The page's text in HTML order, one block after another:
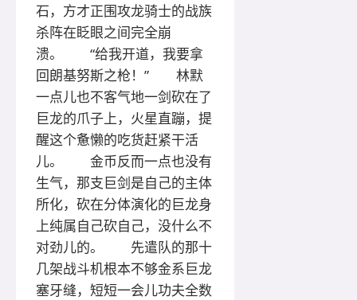
石，方才正围攻龙骑士的战族
杀阵在眨眼之间完全崩
溃。 “给我开道，我要拿
回朗基努斯之枪！” 林默
一点儿也不客气地一剑砍在了
巨龙的爪子上，火星直蹦，提
醒这个惫懒的吃货赶紧干活
儿。 金币反而一点也没有
生气，那支巨剑是自己的主体
所化，砍在分体演化的巨龙身
上纯属自己砍自己，没什么不
对劲儿的。 先遣队的那十
几架战斗机根本不够金系巨龙
塞牙缝，短短一会儿功夫全数